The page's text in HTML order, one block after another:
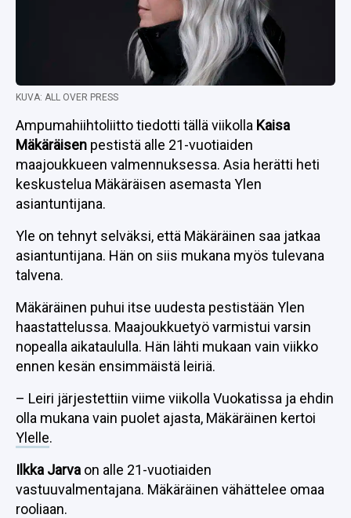
KUVA: ALL OVER PRESS
Ampumahiihtoliitto tiedotti tällä viikolla Kaisa
Mäkäräisen pestistä alle 21-vuotiaiden
maajoukkueen valmennuksessa. Asia herätti heti
keskustelua Mäkäräisen asemasta Ylen
asiantuntijana.
Yle on tehnyt selväksi, että Mäkäräinen saa jatkaa
asiantuntijana. Hän on siis mukana myös tulevana
talvena.
Mäkäräinen puhui itse uudesta pestistään Ylen
haastattelussa. Maajoukkuetyö varmistui varsin
nopealla aikataululla. Hän lähti mukaan vain viikko
ennen kesän ensimmäistä leiriä.
– Leiri järjestettiin viime viikolla Vuokatissa ja ehdin
olla mukana vain puolet ajasta, Mäkäräinen kertoi
Ylelle.
Ilkka Jarva on alle 21-vuotiaiden
vastuuvalmentajana. Mäkäräinen vähättelee omaa
rooliaan.